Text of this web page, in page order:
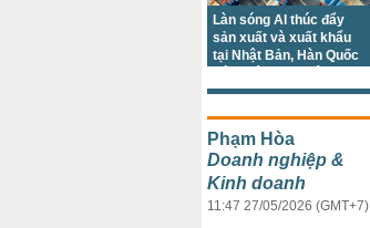
Làn sóng AI thúc đẩy
sản xuất và xuất khẩu
tại Nhật Bản, Hàn Quốc
7/2026
Phạm Hòa
Doanh nghiệp &
Kinh doanh
11:47 27/05/2026 (GMT+7)